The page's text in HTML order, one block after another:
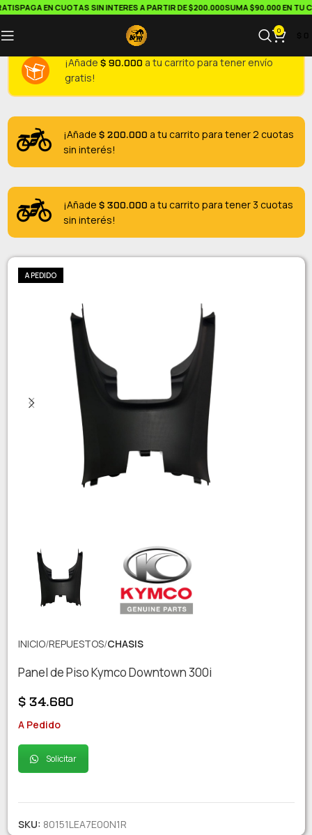
PAGA EN CUOTAS SIN INTERES A PARTIR DE $200.000SUMA $90.000 EN TU
0
¡Añade $90.000 a tu carrito para tener envío
gratis!
¡Añade $200.000 a tu carrito para tener 2 cuotas
sin interés!
¡Añade $300.000 a tu carrito para tener 3 cuotas
sin interés!
A PEDIDO
INICIO REPUESTOS CHASIS
Panel de Piso Kymco Downtown 300i
$34.680
A Pedido
Solicitar
SKU: 80151LEA7E00N1R